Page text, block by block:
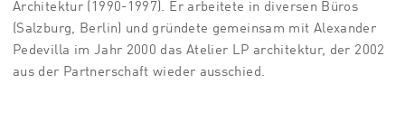
Architektur (1990-1997). Er arbeitete in diversen Büros
(Salzburg, Berlin) und gründete gemeinsam mit Alexander
Pedevilla im Jahr 2000 das Atelier LP architektur, der 2002
aus der Partnerschaft wieder ausschied.